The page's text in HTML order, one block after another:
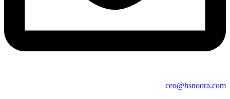
ceo@hsnoora.com